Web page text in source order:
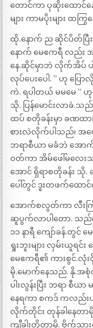
တောင်ကာ ပုဆိုးထောင်
များ ကာမပိုးများ ထက
ထို.နောက် ည ဆိုင်ပိတ်ပြီး
နောက် မေဧကရီ လည်း အ
နေ.ဆိုင်မှာဘဲ လိုက်အိပ် ပ
လုပ်ပေးပေါ. ” ဟု ပြေ
ကဲ. ရပါတယ် မမမေ ”
သို. ပြန်မောင်းလာခဲ.သ
ထပ် စတိုခန်းမှာ ခဏထာ
စားလဲလိုက်ပါသည်၊ အပေ
ဘရာစီယာ မခံဘဲ အောက်
ဝတ်ကာ အိမ်ဖေါ်မလေ
အောင် ရှိရာစတိုခန်း သို.
ပေါ်တွင် ဒူးတဖက်ထော
အောက်စလွတ်ကာ လီးက
ဆူပွက်လာပါတော. သည်၊
၁၁ နာရီ ကျော်ခန်.တွ
ရှုးဘူးများ လှမ်းယူရင်
မေဧကရီ၏ ကားစွင်.လုံး
မို.မောက်နေသည်. နို.အစုံ
ပါးလွန်းပြီး ဘရာ စီယာ
နေရကာ စကဒ် ကလည်းပါ
လိုက်တိုင်း တုန်ခါနေတာ
ကျီခါးတိုတာမို. ဗိုက်သား